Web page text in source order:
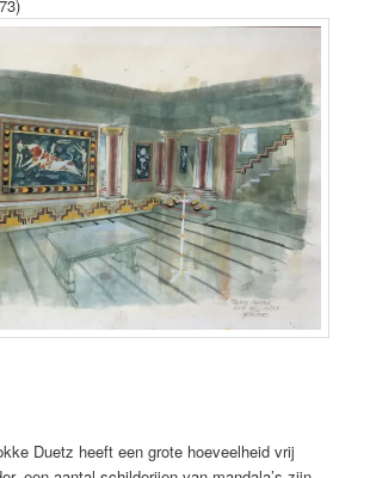
Duetz heeft een grote hoeveelheid vrij